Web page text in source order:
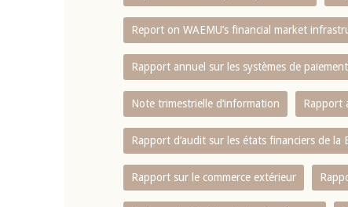
Report on WAEMU’s financial market
Rapport annuel sur les systèmes de paiement
Note trimestrielle d‘information Rapport
Rapport d‘audit sur les états financiers de la
Rapport sur le commerce extérieur